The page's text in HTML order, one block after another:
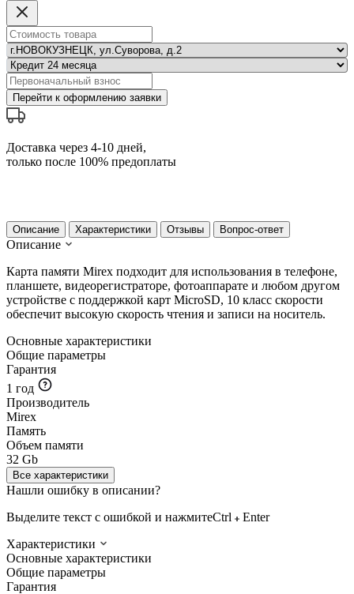
Перейти к оформлению заявки
Доставка через 4-10 дней,
только после 100% предоплаты
Описание Характеристики Отзывы Вопрос-ответ
Описание
Карта памяти Mirex подходит для использования в телефоне,
планшете, видеорегистраторе, фотоаппарате и любом другом
устройстве с поддержкой карт MicroSD, 10 класс скорости
обеспечит высокую скорость чтения и записи на носитель.
Основные характеристики
Общие параметры
Гарантия
1 год
Производитель
Mirex
Память
Объем памяти
32 Gb
Все характеристики
Нашли ошибку в описании?
Выделите текст с ошибкой и нажмитеCtrl
Enter
Характеристики
Основные характеристики
Общие параметры
Гарантия